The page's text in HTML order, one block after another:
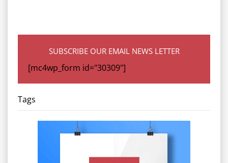
SUBSCRIBE OUR EMAIL NEWS LETTER
[mc4wp_form id="30309"]
Tags